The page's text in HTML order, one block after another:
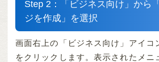
Step 2：「ビジネス向け」から
ジを作成」を選択
画面右上の「ビジネス向け」アイコ
をクリックします。表示されたメニ